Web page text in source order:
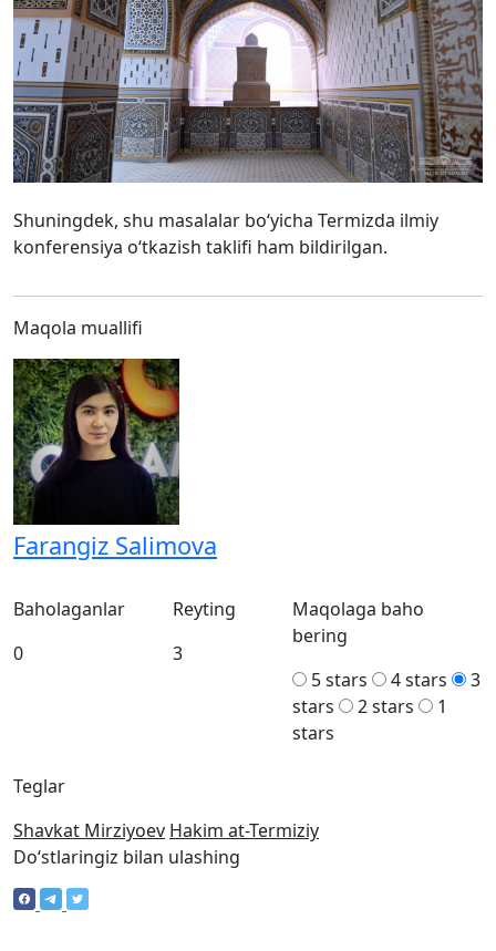
Shuningdek, shu masalalar bo‘yicha Termizda ilmiy
konferensiya o‘tkazish taklifi ham bildirilgan.
Maqola muallifi
Farangiz Salimova
Teglar
Shavkat Mirziyoev Hakim at-Termiziy
Baholaganlar
0
Reyting
3
Maqolaga baho
bering
5 stars
4 stars
3
stars
2 stars
1
stars
Doʻstlaringiz bilan ulashing